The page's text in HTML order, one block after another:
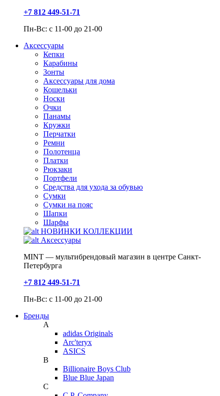
+7 812 449-51-71
Пн-Вс: с 11-00 до 21-00
Аксессуары
Кепки
Карабины
Зонты
Аксессуары для дома
Кошельки
Носки
Очки
Панамы
Кружки
Перчатки
Ремни
Полотенца
Платки
Рюкзаки
Портфели
Средства для ухода за обувью
Сумки
Сумки на пояс
Шапки
Шарфы
НОВИНКИ КОЛЛЕКЦИИ
Аксессуары
MINT — мультибрендовый магазин в центре Санкт-
Петербурга
+7 812 449-51-71
Пн-Вс: с 11-00 до 21-00
Бренды
A
adidas Originals
Arc'teryx
ASICS
B
Billionaire Boys Club
Blue Blue Japan
C